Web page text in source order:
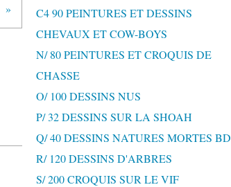
C4 90 PEINTURES ET DESSINS
CHEVAUX ET COW-BOYS
N/ 80 PEINTURES ET CROQUIS DE
CHASSE
O/ 100 DESSINS NUS
P/ 32 DESSINS SUR LA SHOAH
Q/ 40 DESSINS NATURES MORTES BD
R/ 120 DESSINS D'ARBRES
S/ 200 CROQUIS SUR LE VIF